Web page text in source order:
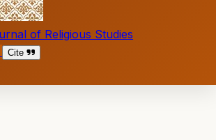
of Religious Studies
Cite